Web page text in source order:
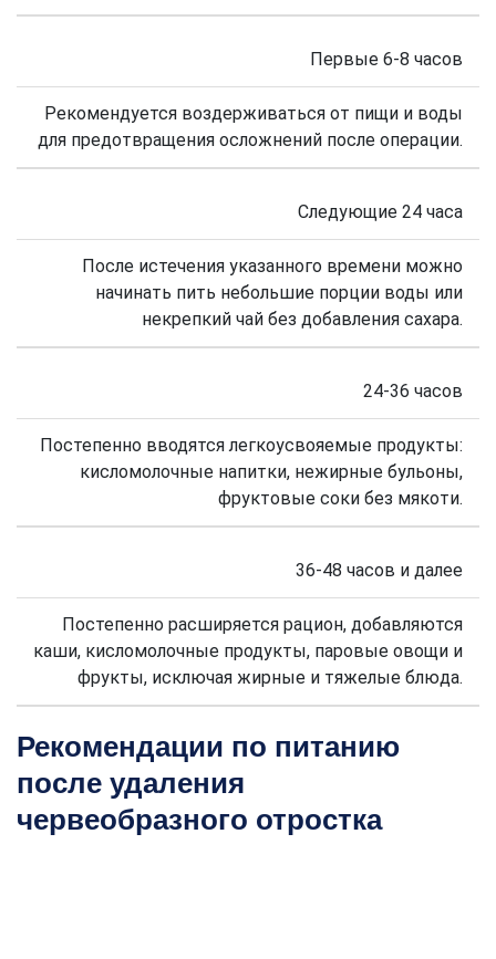
Первые 6-8 часов
Рекомендуется воздерживаться от пищи и воды
для предотвращения осложнений после операции.
Следующие 24 часа
После истечения указанного времени можно
начинать пить небольшие порции воды или
некрепкий чай без добавления сахара.
24-36 часов
Постепенно вводятся легкоусвояемые продукты:
кисломолочные напитки, нежирные бульоны,
фруктовые соки без мякоти.
36-48 часов и далее
Постепенно расширяется рацион, добавляются
каши, кисломолочные продукты, паровые овощи и
фрукты, исключая жирные и тяжелые блюда.
Рекомендации по питанию
после удаления
червеобразного отростка